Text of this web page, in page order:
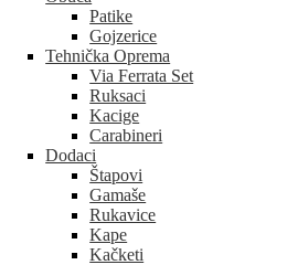
Patike
Gojzerice
Tehnička Oprema
Via Ferrata Set
Ruksaci
Kacige
Carabineri
Dodaci
Štapovi
Gamaše
Rukavice
Kape
Kačketi